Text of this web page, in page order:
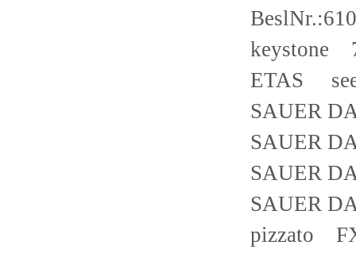
keystone
ETAS see
SAUER
SAUER
SAUER
SAUER
pizzato